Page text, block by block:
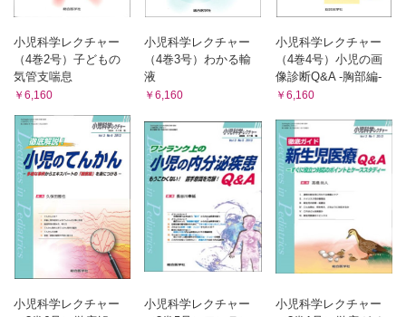
小児科学レクチャー
（4巻2号）子どもの
気管支喘息
￥6,160
小児科学レクチャー
（4巻3号）わかる輸
液
￥6,160
小児科学レクチャー
（4巻4号）小児の画
像診断Q&A -胸部編-
￥6,160
小児科学レクチャー
小児科学レクチャー
小児科学レクチャー